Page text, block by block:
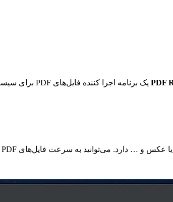
یک برنامه اجرا کننده فایل‌های PDF برای سیستم عامل مک است. برنامه PDF Reader Pro یکی از